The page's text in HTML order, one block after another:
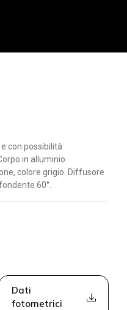
con possibilità
in alluminio
colore grigio. Diffusore
60°.
Dati
fotometrici